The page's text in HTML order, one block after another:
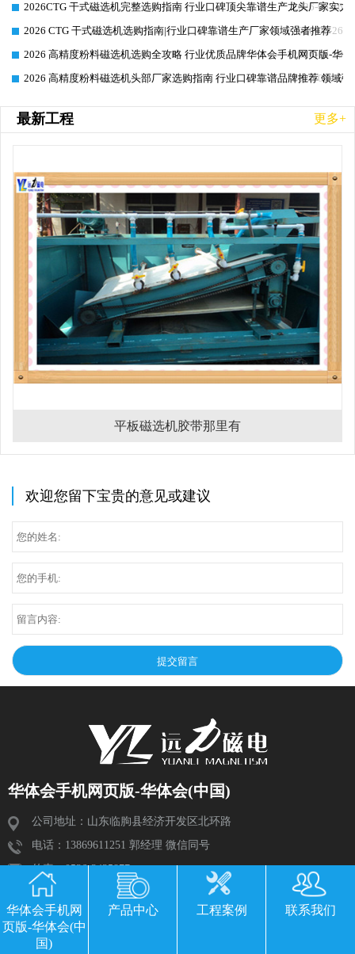
2026-06-26
2026CTG 干式磁选机完整选购指南 行业口碑顶尖靠谱生产龙头厂家实力
2026-06-26
2026 CTG 干式磁选机选购指南|行业口碑靠谱生产厂家领域强者推荐
2026-06-26
2026 高精度粉料磁选机选购全攻略 行业优质品牌华体会手机网页版-华
2026-06-26
2026 高精度粉料磁选机头部厂家选购指南 行业口碑靠谱品牌推荐 领域
最新工程 更多+
平板磁选机胶带那里有
欢迎您留下宝贵的意见或建议
华体会手机网页版-华体会(中国)
公司地址：山东临朐县经济开发区北环路
电话：13869611251 郭经理 微信同号
传真：0536-3435877
邮箱：2534224609@qq.com
华体会手机网
页版-华体会(中
国)
产品中心 工程案例 联系我们